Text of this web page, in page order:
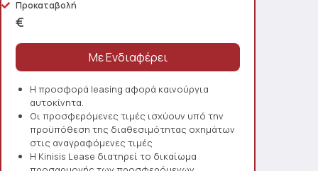
Προκαταβολή
€
Η προσφορά leasing αφορά καινούργια
αυτοκίνητα.
Οι προσφερόμενες τιμές ισχύουν υπό την
προϋπόθεση της διαθεσιμότητας οχημάτων
στις αναγραφόμενες τιμές
Η Kinisis Lease διατηρεί το δικαίωμα